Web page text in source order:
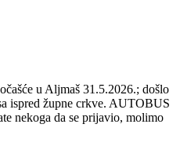
u Aljmaš 31.5.2026.; došlo
ispred župne crkve. AUTOBUS
nekoga da se prijavio, molimo